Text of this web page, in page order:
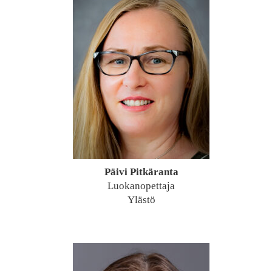
Päivi Pitkäranta
Luokanopettaja
Ylästö